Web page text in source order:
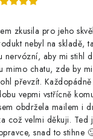
zkusila pro jeho
nebyl na skladě,
nervózní, aby mi stihl
mimo chatu, zde by
převzít.
vepmi vstřícně
obdržela mailem i
což velmi děkuji. Ted
snad to stihne